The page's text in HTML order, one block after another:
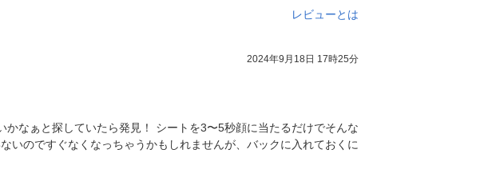
レビューとは
2024年9月18日 17時25分
なぁと探していたら発見！ シートを3〜5秒顔に当たるだけでそんな
いのですぐなくなっちゃうかもしれませんが、バックに入れておくに